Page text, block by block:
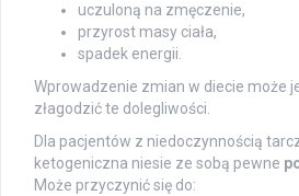
uczuloną na zmęczenie,
przyrost masy ciała,
spadek energii.
Wprowadzenie zmian w diecie może
złagodzić te dolegliwości.
Dla pacjentów z niedoczynnością
ketogeniczna niesie ze sobą pewne
Może przyczynić się do: